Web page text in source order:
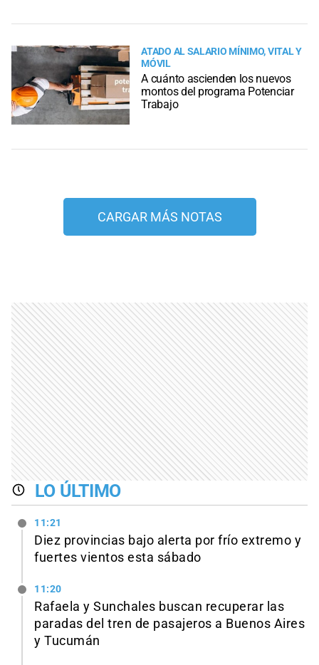
ATADO AL SALARIO MÍNIMO, VITAL Y
MÓVIL
A cuánto ascienden los nuevos
montos del programa Potenciar
Trabajo
CARGAR MÁS NOTAS
LO ÚLTIMO
11:21
Diez provincias bajo alerta por frío extremo y
fuertes vientos esta sábado
11:20
Rafaela y Sunchales buscan recuperar las
paradas del tren de pasajeros a Buenos Aires
y Tucumán